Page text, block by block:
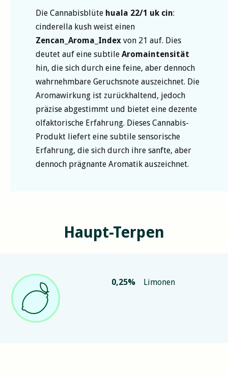
Die Cannabisblüte huala 22/1 uk cin:
cinderella kush weist einen
Zencan_Aroma_Index von 21 auf. Dies
deutet auf eine subtile Aromaintensität
hin, die sich durch eine feine, aber dennoch
wahrnehmbare Geruchsnote auszeichnet. Die
Aromawirkung ist zurückhaltend, jedoch
präzise abgestimmt und bietet eine dezente
olfaktorische Erfahrung. Dieses Cannabis-
Produkt liefert eine subtile sensorische
Erfahrung, die sich durch ihre sanfte, aber
dennoch prägnante Aromatik auszeichnet.
Haupt-Terpen
0,25% Limonen